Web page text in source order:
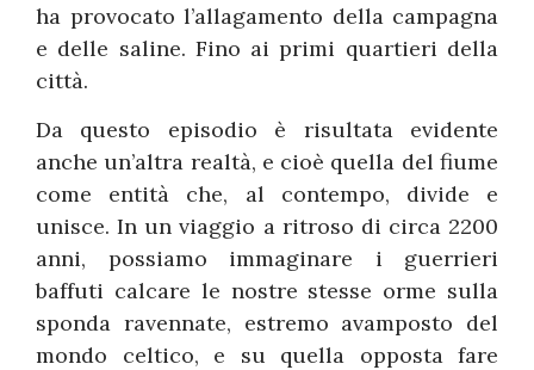
ha provocato l’allagamento della campagna
e delle saline. Fino ai primi quartieri della
città.
Da questo episodio è risultata evidente
anche un’altra realtà, e cioè quella del fiume
come entità che, al contempo, divide e
unisce. In un viaggio a ritroso di circa 2200
anni, possiamo immaginare i guerrieri
baffuti calcare le nostre stesse orme sulla
sponda ravennate, estremo avamposto del
mondo celtico, e su quella opposta fare